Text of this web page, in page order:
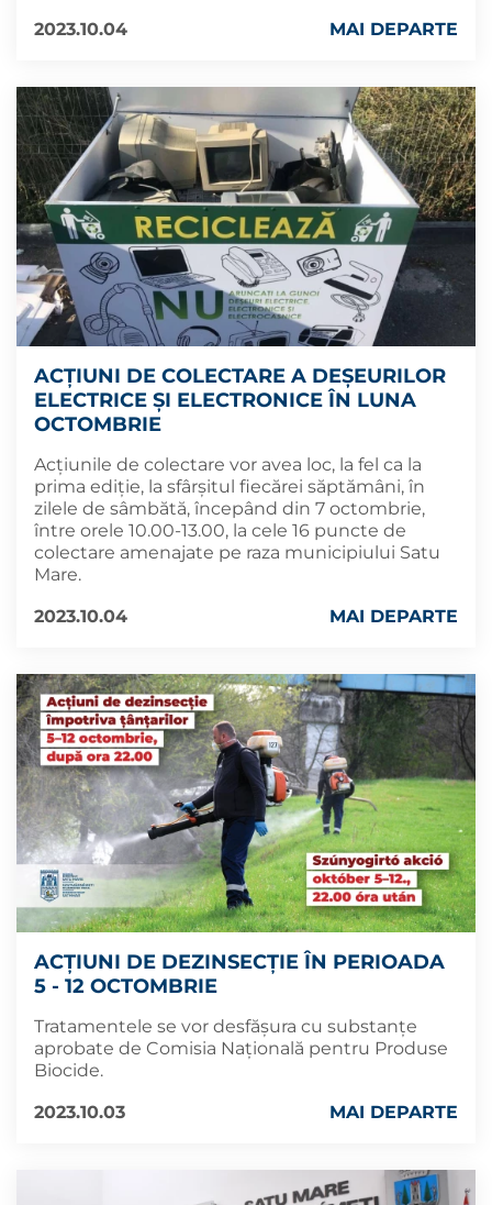
2023.10.04
MAI DEPARTE
ACȚIUNI DE COLECTARE A DEȘEURILOR
ELECTRICE ȘI ELECTRONICE ÎN LUNA
OCTOMBRIE
Acțiunile de colectare vor avea loc, la fel ca la
prima ediție, la sfârșitul fiecărei săptămâni, în
zilele de sâmbătă, începând din 7 octombrie,
între orele 10.00-13.00, la cele 16 puncte de
colectare amenajate pe raza municipiului Satu
Mare.
2023.10.04
MAI DEPARTE
ACȚIUNI DE DEZINSECȚIE ÎN PERIOADA
5 - 12 OCTOMBRIE
Tratamentele se vor desfășura cu substanțe
aprobate de Comisia Națională pentru Produse
Biocide.
2023.10.03
MAI DEPARTE